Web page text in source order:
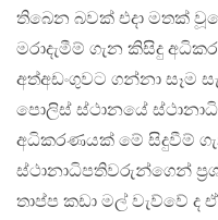
තිබෙන බවක් එදා මතක්
මරාදැමීම් ගැන කිසිදු
අත්අඩංගුවට ගන්නා සෑම
පොලිස් ස්ථානයේ
අධිකරණයක් මේ සිදුවීම්
ස්ථානාධිපතිවරුන්ගෙන්
තාප්ප කඩා මල් වැව්වේ